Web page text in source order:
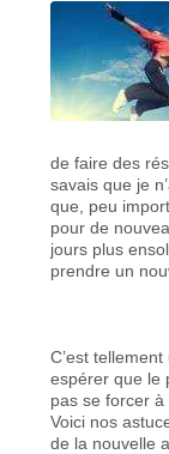
de faire des
savais que je
que, peu
pour de
jours plus
prendre un
C’est
espérer que le
pas se forcer
Voici nos
de la nouvelle